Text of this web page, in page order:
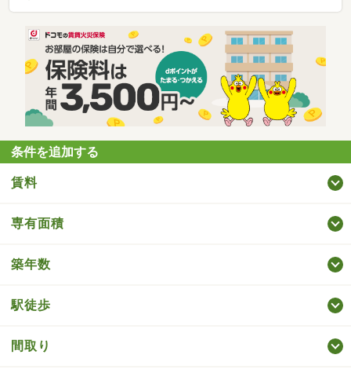
条件を追加する
賃料
専有面積
築年数
駅徒歩
間取り